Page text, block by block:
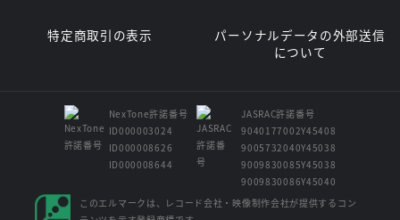
特定商取引の表示
パーソナルデータの外部送信
について
NexTone許諾番号
ID000003024
ID000008626
ID000008644
JASRAC許諾番号
9040177002Y45408
9005732040Y45038
9009830085Y45038
9009830086Y45040
このエルマークは、レコード会社・映像制作会社が提供するコン